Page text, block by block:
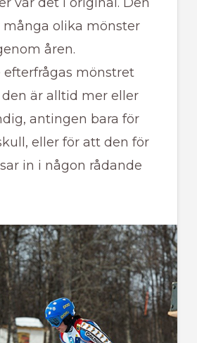
många olika mönster
åren.
efterfrågas mönstret
är alltid mer eller
antingen bara för
eller för att den för
in i någon rådande